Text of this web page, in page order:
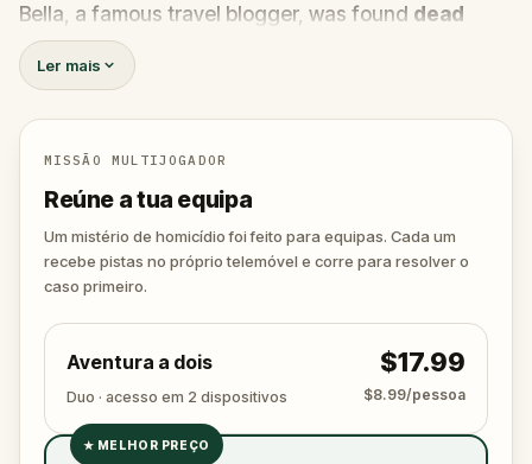
Bella, a famous travel blogger, was found dead
during a ghost tour led by the theatrical
Shadows. Now, it’s up to you to uncover the truth.
Was it Walter, the obsessed boyfriend? Percy, the
ghost tour guide with a flair for the dramatic? Or is
someone else hiding in the shadows?
expose the real murderer before they strike
again. Make sure to have your pen and paper
ready to jot down all the crucial evidence.
Ler mais
MISSÃO MULTIJOGADOR
Reúne a tua equipa
Um mistério de homicídio foi feito para equipas. Cada um
recebe pistas no próprio telemóvel e corre para resolver o
caso primeiro.
Aventura a dois
Duo · acesso em 2 dispositivos
$17.99
$8.99/pessoa
✓ ★ MELHOR PREÇO